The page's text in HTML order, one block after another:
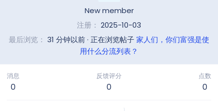
New member
注册
2025-10-03
最后浏览
31 分钟以前· 正在浏览帖子家人们，你们富强是使
用什么分流列表？
消息
0
反馈评分
0
点数
0